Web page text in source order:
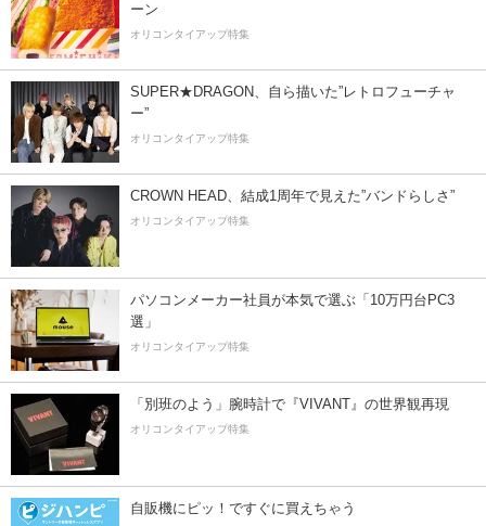
ーン
オリコンタイアップ特集
SUPER★DRAGON、自ら描いた”レトロフューチャ
ー”
オリコンタイアップ特集
CROWN HEAD、結成1周年で見えた”バンドらしさ”
オリコンタイアップ特集
パソコンメーカー社員が本気で選ぶ「10万円台PC3
選」
オリコンタイアップ特集
「別班のよう」腕時計で『VIVANT』の世界観再現
オリコンタイアップ特集
自販機にピッ！ですぐに買えちゃう